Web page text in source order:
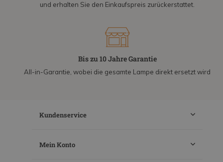
und erhalten Sie den Einkaufspreis zurückerstattet.
Bis zu 10 Jahre Garantie
All-in-Garantie, wobei die gesamte Lampe direkt ersetzt wird
Kundenservice
Mein Konto